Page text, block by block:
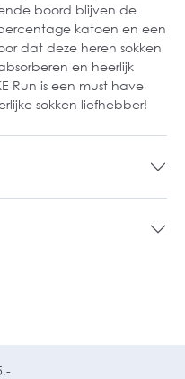
boord blijven de
katoen en een
dat deze heren sokken
en heerlijk
Run is een must have
sokken liefhebber!